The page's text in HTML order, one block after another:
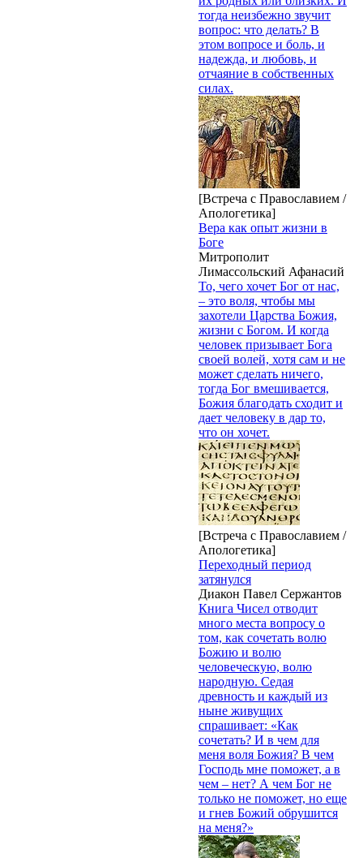
тогда неизбежно звучит
вопрос: что делать? В
этом вопросе и боль, и
надежда, и любовь, и
отчаяние в собственных
силах.
[Встреча с Православием /
Апологетика]
Вера как опыт жизни в
Боге
Митрополит
Лимассольский Афанасий
То, чего хочет Бог от нас,
– это воля, чтобы мы
захотели Царства Божия,
жизни с Богом. И когда
человек призывает Бога
своей волей, хотя сам и не
может сделать ничего,
тогда Бог вмешивается,
Божия благодать сходит и
дает человеку в дар то,
что он хочет.
[Встреча с Православием /
Апологетика]
Переходный период
затянулся
Диакон Павел Сержантов
Книга Чисел отводит
много места вопросу о
том, как сочетать волю
Божию и волю
человеческую, волю
народную. Седая
древность и каждый из
ныне живущих
спрашивает: «Как
сочетать? И в чем для
меня воля Божия? В чем
Господь мне поможет, а в
чем – нет? А чем Бог не
только не поможет, но еще
и гнев Божий обрушится
на меня?»